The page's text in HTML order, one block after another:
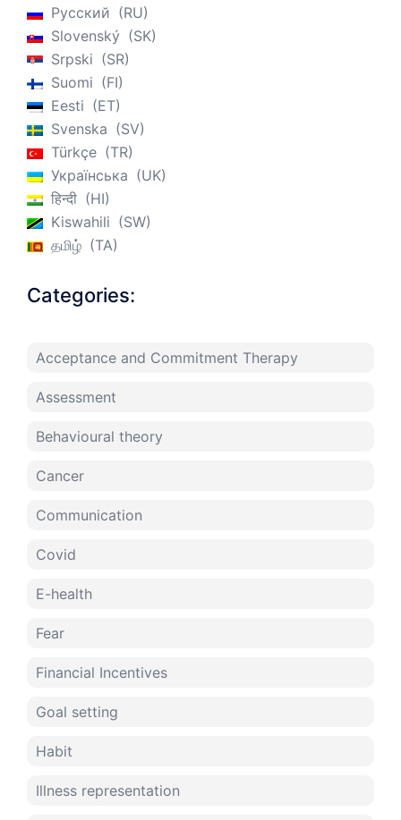
Русский
RU
Slovenský
SK
Srpski
SR
Suomi
FI
Eesti
ET
Svenska
SV
Türkçe
TR
Українська
UK
हिन्दी
HI
Kiswahili
SW
தமிழ்
TA
Categories:
Acceptance and Commitment Therapy
Assessment
Behavioural theory
Cancer
Communication
Covid
E-health
Fear
Financial Incentives
Goal setting
Habit
Illness representation